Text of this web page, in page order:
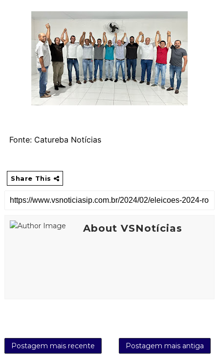
Fonte: Catureba Notícias
Share This
About VSNotícias
Postagem mais recente Postagem mais antiga